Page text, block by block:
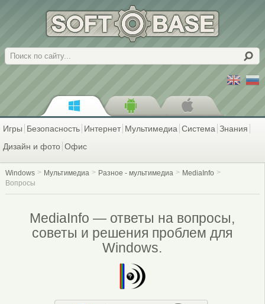
Поиск
Игры Безопасность Интернет Мультимедиа Система Знания
Дизайн и фото Офис
Windows Мультимедиа Разное - мультимедиа
MediaInfo
Вопросы
MediaInfo — ответы на вопросы,
советы и решения проблем для
Windows.